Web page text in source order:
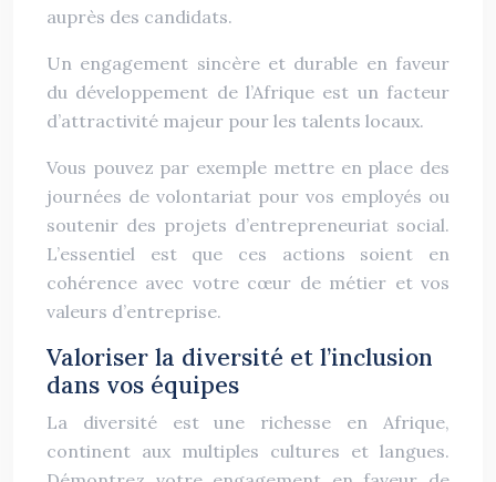
auprès des candidats.
Un engagement sincère et durable en faveur
du développement de l’Afrique est un facteur
d’attractivité majeur pour les talents locaux.
Vous pouvez par exemple mettre en place des
journées de volontariat pour vos employés ou
soutenir des projets d’entrepreneuriat social.
L’essentiel est que ces actions soient en
cohérence avec votre cœur de métier et vos
valeurs d’entreprise.
Valoriser la diversité et l’inclusion
dans vos équipes
La diversité est une richesse en Afrique,
continent aux multiples cultures et langues.